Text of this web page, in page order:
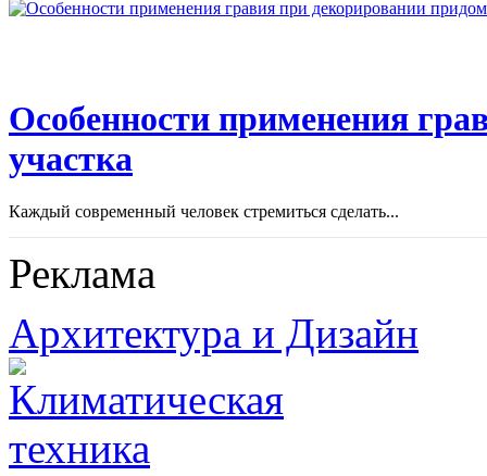
Особенности применения
участка
Каждый современный человек стремиться сделать...
Реклама
Архитектура и Дизайн